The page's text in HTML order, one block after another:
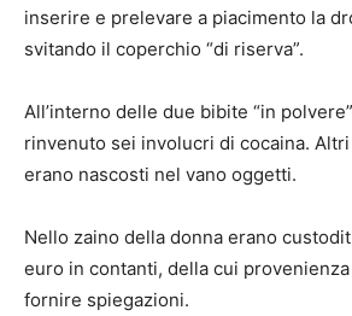
inserire e prelevare a piacimento la
svitando il coperchio “di riserva”.
All’interno delle due bibite “in
rinvenuto sei involucri di cocaina.
erano nascosti nel vano oggetti.
Nello zaino della donna erano
euro in contanti, della cui
fornire spiegazioni.